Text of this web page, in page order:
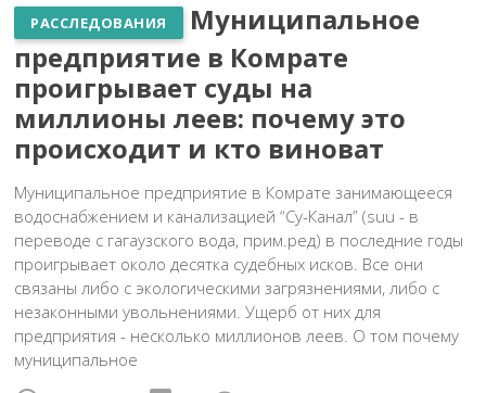
РАССЛЕДОВАНИЯ
Муниципальное
предприятие в Комрате
проигрывает суды на
миллионы леев: почему это
происходит и кто виноват
Муниципальное предприятие в Комрате занимающееся
водоснабжением и канализацией “Су-Канал” (suu - в
переводе с гагаузского вода, прим.ред) в последние годы
проигрывает около десятка судебных исков. Все они
связаны либо с экологическими загрязнениями, либо с
незаконными увольнениями. Ущерб от них для
предприятия - несколько миллионов леев. О том почему
муниципальное